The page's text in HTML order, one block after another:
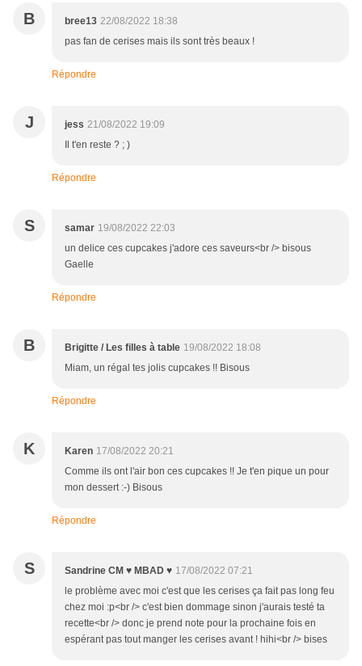
B bree13 22/08/2022 18:38
pas fan de cerises mais ils sont très beaux !
Répondre
J jess 21/08/2022 19:09
Il t'en reste ? ; )
Répondre
S samar 19/08/2022 22:03
un delice ces cupcakes j'adore ces saveurs<br /> bisous
Gaelle
Répondre
B Brigitte / Les filles à table 19/08/2022 18:08
Miam, un régal tes jolis cupcakes !! Bisous
Répondre
K Karen 17/08/2022 20:21
Comme ils ont l'air bon ces cupcakes !! Je t'en pique un pour
mon dessert :-) Bisous
Répondre
S Sandrine CM ♥ MBAD ♥ 17/08/2022 07:21
le problème avec moi c'est que les cerises ça fait pas long feu
chez moi :p<br /> c'est bien dommage sinon j'aurais testé ta
recette<br /> donc je prend note pour la prochaine fois en
espérant pas tout manger les cerises avant ! hihi<br /> bises